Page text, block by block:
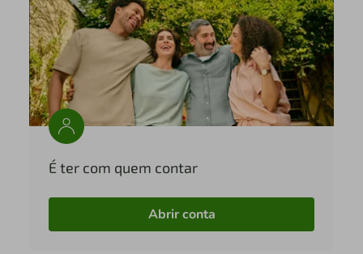
É ter com quem contar
Abrir conta